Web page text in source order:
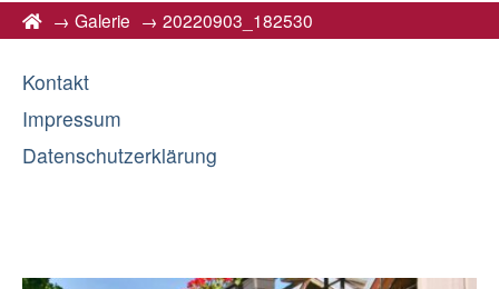
→ Galerie → 20220903_182530
Kontakt
Impressum
Datenschutzerklärung